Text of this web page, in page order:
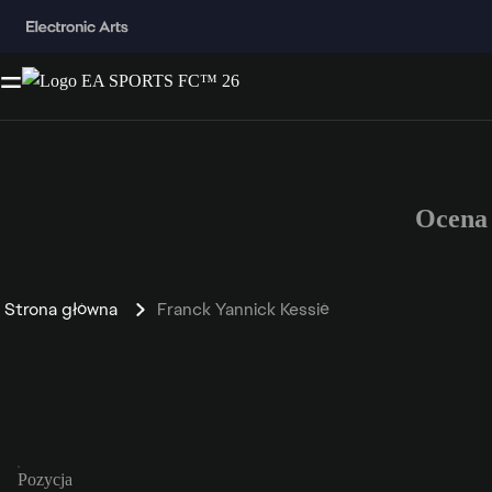
Strona główna Franck Yannick Kessié
Pozycja